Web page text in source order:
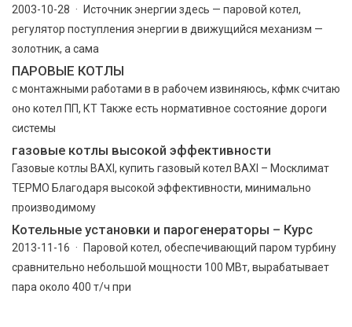
2003-10-28 · Источник энергии здесь — паровой котел,
регулятор поступления энергии в движущийся механизм —
золотник, а сама
ПАРОВЫЕ КОТЛЫ
с монтажными работами в в рабочем извиняюсь, кфмк считаю
оно котел ПП, КТ Также есть нормативное состояние дороги
системы
газовые котлы высокой эффективности
Газовые котлы BAXI, купить газовый котел BAXI – Москлимат
ТЕРМО Благодаря высокой эффективности, минимально
производимому
Котельные установки и парогенераторы – Курс
2013-11-16 · Паровой котел, обеспечивающий паром турбину
сравнительно небольшой мощности 100 МВт, вырабатывает
пара около 400 т/ч при